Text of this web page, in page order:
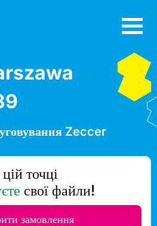
Zeccer
точці
свої файли!
замовлення